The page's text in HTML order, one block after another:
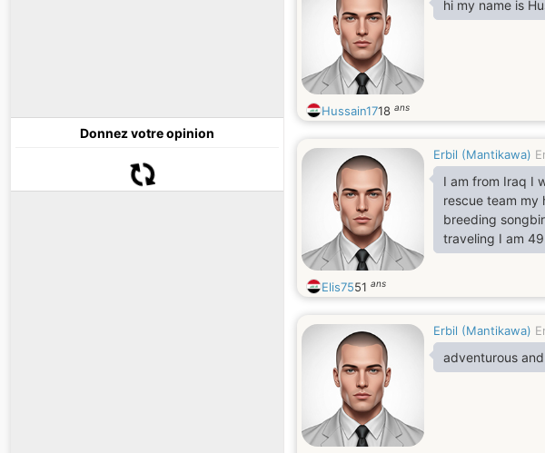
Donnez votre opinion
hi my name is
Hussain1718 ans
Erbil (Mantikawa)
I am from Iraq I
rescue team my
breeding
traveling I am
Elis7551 ans
Erbil (Mantikawa)
adventurous